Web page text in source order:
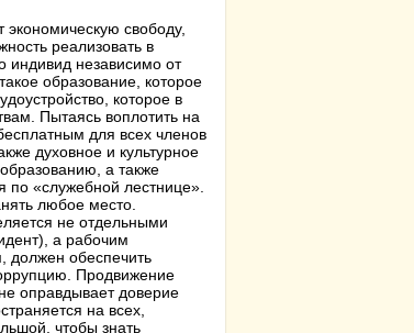
свободу,
реализовать в
индивид независимо от
образование, которое
которое в
Пытаясь воплотить на
для всех членов
духовное и культурное
а также
«служебной лестнице».
любое место.
не отдельными
а рабочим
должен обеспечить
Продвижение
оправдывает доверие
на всех,
чтобы знать